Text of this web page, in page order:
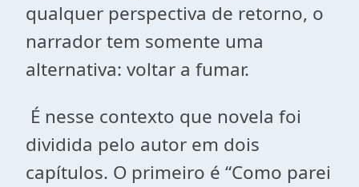
qualquer perspectiva de retorno, o
narrador tem somente uma
alternativa: voltar a fumar.
É nesse contexto que novela foi
dividida pelo autor em dois
capítulos. O primeiro é “Como parei